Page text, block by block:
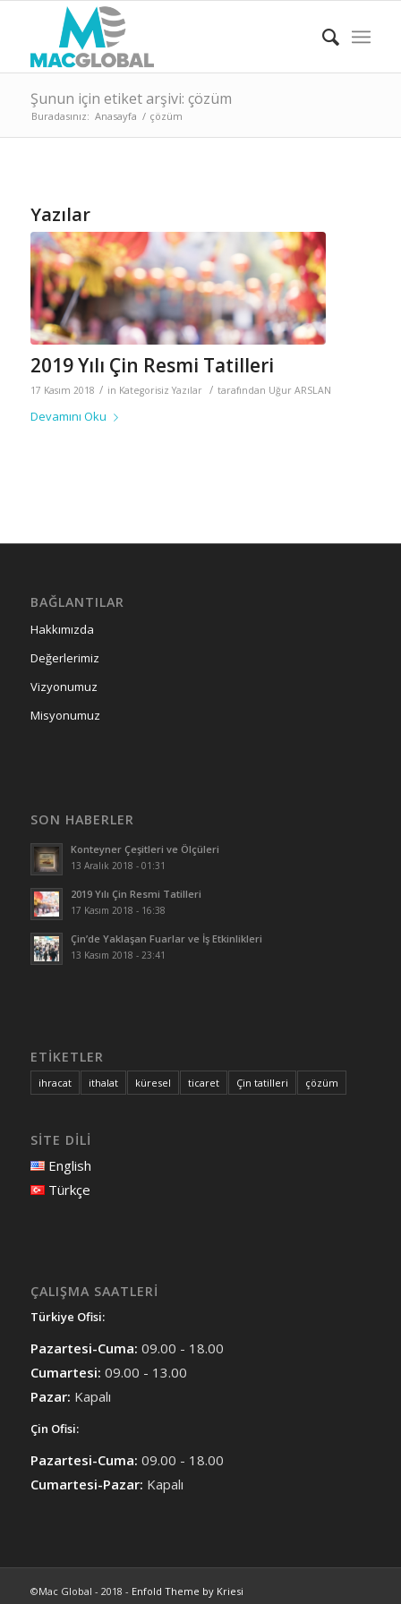
Şunun için etiket arşivi: çözüm
Buradasınız: Anasayfa / çözüm
Yazılar
2019 Yılı Çin Resmi Tatilleri
17 Kasım 2018 / in Kategorisiz Yazılar / tarafından Uğur ARSLAN
Devamını Oku
BAĞLANTILAR
Hakkımızda
Değerlerimiz
Vizyonumuz
Misyonumuz
SON HABERLER
Konteyner Çeşitleri ve Ölçüleri
13 Aralık 2018 - 01:31
2019 Yılı Çin Resmi Tatilleri
17 Kasım 2018 - 16:38
Çin’de Yaklaşan Fuarlar ve İş Etkinlikleri
13 Kasım 2018 - 23:41
ETİKETLER
ihracat ithalat küresel ticaret Çin tatilleri çözüm
SİTE DİLİ
English
Türkçe
ÇALIŞMA SAATLERI
Türkiye Ofisi:
Pazartesi-Cuma: 09.00 - 18.00
Cumartesi: 09.00 - 13.00
Pazar: Kapalı
Çin Ofisi:
Pazartesi-Cuma: 09.00 - 18.00
Cumartesi-Pazar: Kapalı
©Mac Global - 2018 - Enfold Theme by Kriesi